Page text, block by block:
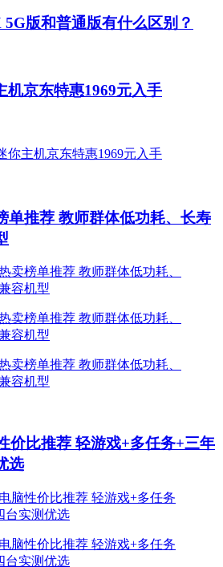
版和普通版有什么区别？
机京东特惠1969元入手
单推荐 教师群体低功耗、长寿
价比推荐 轻游戏+多任务+三年
选